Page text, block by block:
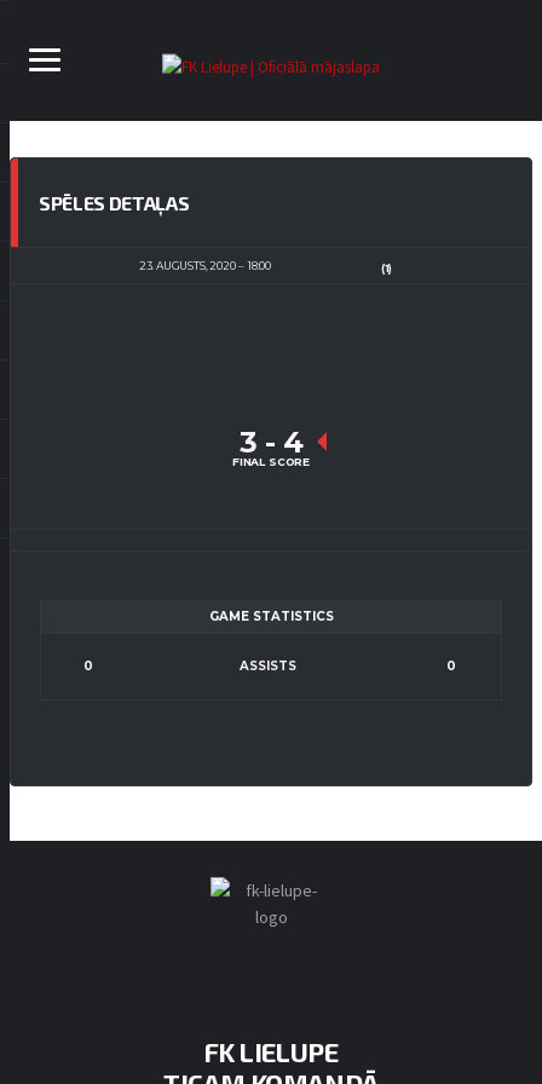
SPĒLES DETAĻAS
23. AUGUSTS, 2020 18:00 (1)
3 - 4
FINAL SCORE
GAME STATISTICS
0 ASSISTS 0
FK LIELUPE